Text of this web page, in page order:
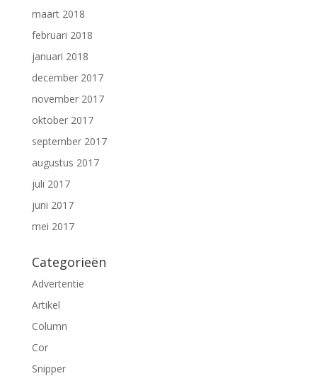
maart 2018
februari 2018
januari 2018
december 2017
november 2017
oktober 2017
september 2017
augustus 2017
juli 2017
juni 2017
mei 2017
Categorieën
Advertentie
Artikel
Column
Cor
Snipper